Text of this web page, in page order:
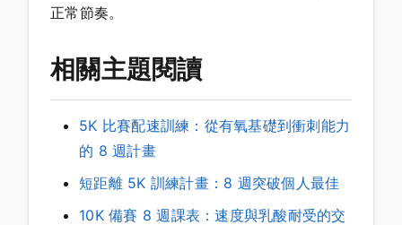
正常節奏。
相關主題閱讀
5K 比賽配速訓練：從有氧基礎到衝刺能力
的 8 週計畫
短距離 5K 訓練計畫：8 週突破個人最佳
10K 備賽 8 週課表：速度與乳酸耐受的交